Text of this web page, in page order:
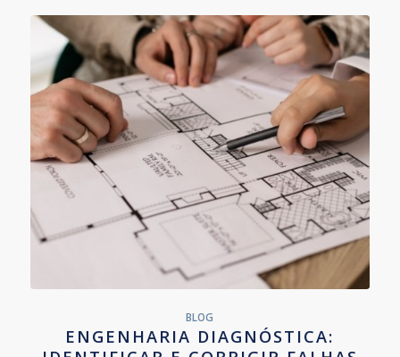
BLOG
ENGENHARIA DIAGNÓSTICA: